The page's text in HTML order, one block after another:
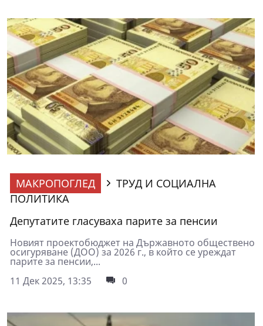
МАКРОПОГЛЕД
ТРУД И СОЦИАЛНА
ПОЛИТИКА
Депутатите гласуваха парите за пенсии
Новият проектобюджет на Държавното обществено
осигуряване (ДОО) за 2026 г., в който се уреждат
парите за пенсии,...
11 Дек 2025, 13:35
0